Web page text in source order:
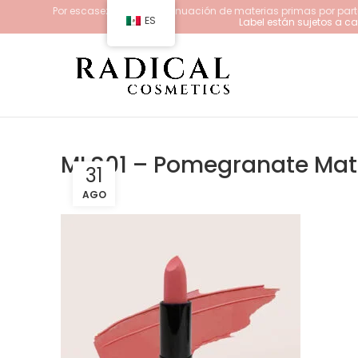
Por escasez y/o descontinuación de materias primas por
Label están sujetos a
MLS01 – Pomegranate
31
AGO
ES